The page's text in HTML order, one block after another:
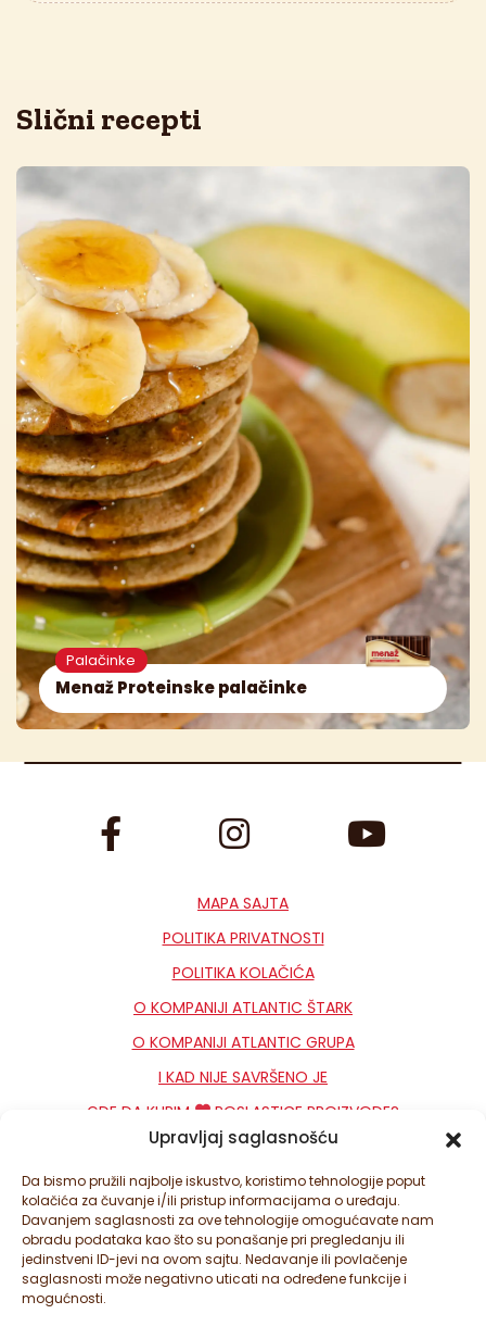
Upravljaj saglasnošću
Da bismo pružili najbolje iskustvo, koristimo tehnologije poput
kolačića za čuvanje i/ili pristup informacijama o uređaju.
Davanjem saglasnosti za ove tehnologije omogućavate nam
obradu podataka kao što su ponašanje pri pregledanju ili
jedinstveni ID-jevi na ovom sajtu. Nedavanje ili povlačenje
saglasnosti može negativno uticati na određene funkcije i
mogućnosti.
Slični recepti
Menaž Proteinske palačinke
Palačinke
MAPA SAJTA
POLITIKA PRIVATNOSTI
POLITIKA KOLAČIĆA
O KOMPANIJI ATLANTIC ŠTARK
O KOMPANIJI ATLANTIC GRUPA
I KAD NIJE SAVRŠENO JE
GDE DA KUPIM
POSLASTICE PROIZVODE?
KONTAKT
NEWSLETTER
PODEŠAVANJA KOLAČIĆA